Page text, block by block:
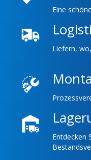
Eine
Liefern,
Entdecken